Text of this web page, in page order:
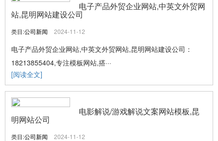
电子产品外贸企业网站,中英文外贸网
站,昆明网站建设公司
类目:公司新闻 2024-11-12
电子产品外贸企业网站,中英文外贸网站,昆明网站建设公司：
18213855404,专注模板网站,搭···
[阅读全文]
电影解说/游戏解说文案网站模板,昆
明网站公司
类目:公司新闻 2024-11-12